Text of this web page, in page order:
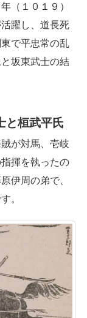
（１０１９）
躍し、道長死
で平忠常の乱
坂東武士の結
と桓武平氏
が対馬、壱岐
揮を執ったの
伊周の弟で、
。